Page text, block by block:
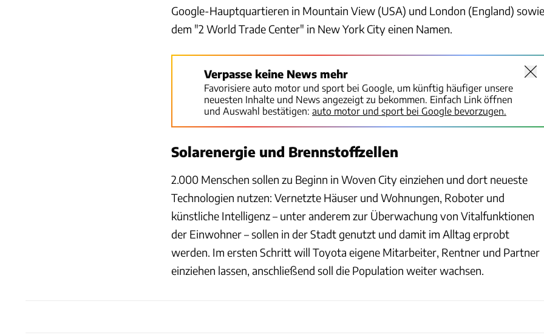
Google-Hauptquartieren in Mountain View (USA) und London (England) sowie
dem "2 World Trade Center" in New York City einen Namen.
Verpasse keine News mehr
Favorisiere auto motor und sport bei Google, um künftig häufiger unsere
neuesten Inhalte und News angezeigt zu bekommen. Einfach Link öffnen
und Auswahl bestätigen: auto motor und sport bei Google bevorzugen.
Solarenergie und Brennstoffzellen
2.000 Menschen sollen zu Beginn in Woven City einziehen und dort neueste
Technologien nutzen: Vernetzte Häuser und Wohnungen, Roboter und
künstliche Intelligenz – unter anderem zur Überwachung von Vitalfunktionen
der Einwohner – sollen in der Stadt genutzt und damit im Alltag erprobt
werden. Im ersten Schritt will Toyota eigene Mitarbeiter, Rentner und Partner
einziehen lassen, anschließend soll die Population weiter wachsen.